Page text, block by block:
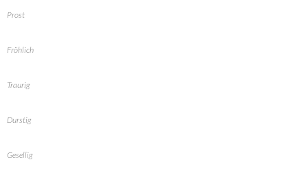
Prost
Fröhlich
Traurig
Durstig
Gesellig